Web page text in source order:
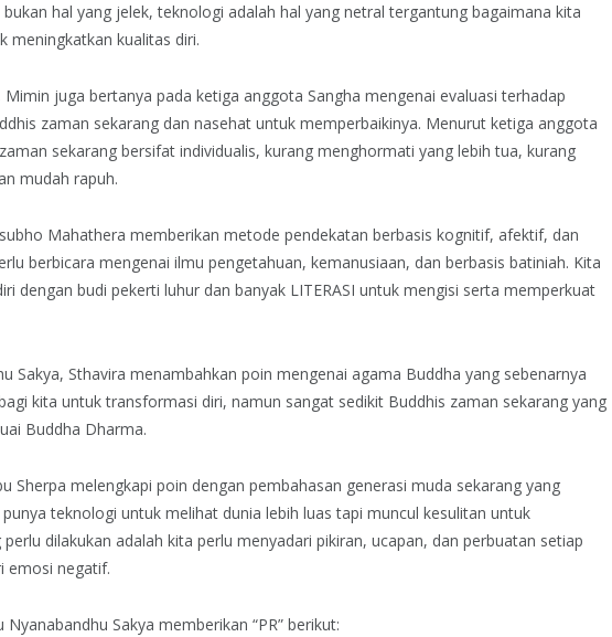
bukan hal yang jelek, teknologi adalah hal yang netral tergantung bagaimana kita
meningkatkan kualitas diri.
juga bertanya pada ketiga anggota Sangha mengenai evaluasi terhadap
zaman sekarang dan nasehat untuk memperbaikinya. Menurut ketiga anggota
sekarang bersifat individualis, kurang menghormati yang lebih tua, kurang
mudah rapuh.
Mahathera memberikan metode pendekatan berbasis kognitif, afektif, dan
berbicara mengenai ilmu pengetahuan, kemanusiaan, dan berbasis batiniah. Kita
dengan budi pekerti luhur dan banyak LITERASI untuk mengisi serta memperkuat
Sakya, Sthavira menambahkan poin mengenai agama Buddha yang sebenarnya
kita untuk transformasi diri, namun sangat sedikit Buddhis zaman sekarang yang
Buddha Dharma.
Sherpa melengkapi poin dengan pembahasan generasi muda sekarang yang
teknologi untuk melihat dunia lebih luas tapi muncul kesulitan untuk
perlu dilakukan adalah kita perlu menyadari pikiran, ucapan, dan perbuatan setiap
emosi negatif.
Nyanabandhu Sakya memberikan “PR” berikut: